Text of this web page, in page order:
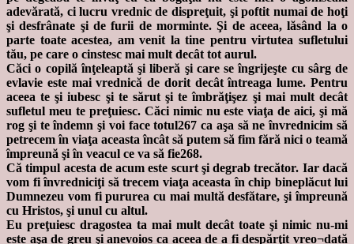
adevărată, ci lucru vrednic de dispreţuit, şi poftit numai de hoţi
şi desfrânate şi de furii de morminte. Şi de aceea, lăsând la o
parte toate acestea, am venit la tine pentru virtutea sufletului
tău, pe care o cinstesc mai mult decât tot aurul.
Căci o copilă înţeleaptă şi liberă şi care se îngrijeşte cu sârg de
evlavie este mai vrednică de dorit decât întreaga lume. Pentru
aceea te şi iubesc şi te sărut şi te îmbrăţişez şi mai mult decât
sufletul meu te preţuiesc. Căci nimic nu este viaţa de aici, şi mă
rog şi te îndemn şi voi face totul267 ca aşa să ne învrednicim să
petrecem în viaţa aceasta încât să putem să fim fără nici o teamă
împreună şi în veacul ce va să fie268.
Că timpul acesta de acum este scurt şi degrab trecător. Iar dacă
vom fi învredniciţi să trecem viaţa aceasta în chip bineplăcut lui
Dumnezeu vom fi pururea cu mai multă desfătare, şi împreună
cu Hristos, şi unul cu altul.
Eu preţuiesc dragostea ta mai mult decât toate şi nimic nu-mi
este aşa de greu şi anevoios ca aceea de a fi despărţit vreo¬dată